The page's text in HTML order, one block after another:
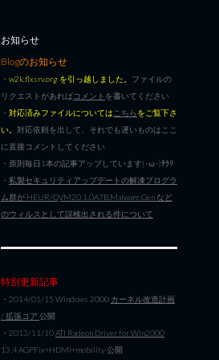
お知らせ
Blogのお知らせ
・ w2k.flxsrv.org を引っ越しました。 ファイルの
リクエストがあればコメント を書いてください
・ 対応済みファイルについては こちらをご覧下さ
い。 対応依頼を出して、それでも遅いものはここ
に直接コメントしてください
・原則毎日1本の記事アップしています|･ω･)ﾁﾗﾘ
・ 私製セキュリティアップデートの解凍プログラ
ム群が HEUR/QVM20.1.0A7B.Malware.Gen など
のウィルスとして誤検出される件について
特別更新記事
・2014/01/15 Windows 2000 カーネル改造計画
/ 拡張コア 公開
・2013/11/10ATI Radeon Driver for Win2000
13.4 AGPFix+HDMI+mobility 公開